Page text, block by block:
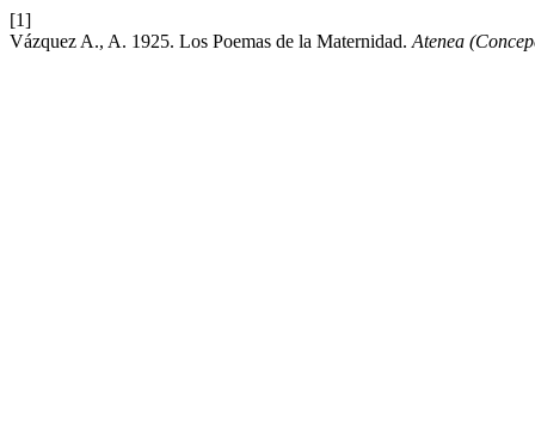
[1]
Vázquez A., A. 1925. Los Poemas de la Maternidad. Atenea